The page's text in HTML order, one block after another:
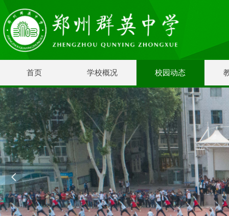
首页 学校概况 校园动态
넳